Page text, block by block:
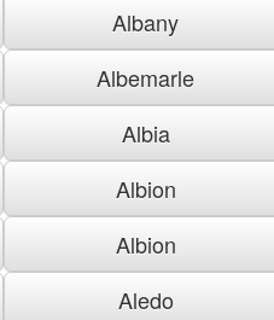
Albany
Albemarle
Albia
Albion
Albion
Aledo